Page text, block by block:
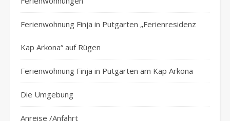
Ferienwohnung Finja in Putgarten „Ferienresidenz
Kap Arkona“ auf Rügen
Ferienwohnung Finja in Putgarten am Kap Arkona
Die Umgebung
Anreise /Anfahrt